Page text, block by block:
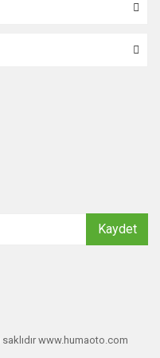
Kaydet
www.humaoto.com